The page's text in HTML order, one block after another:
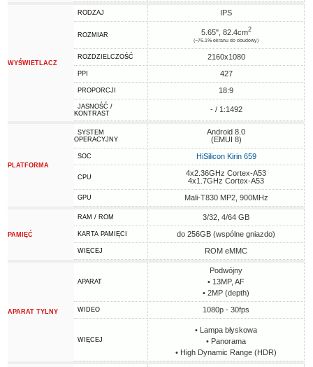
WYŚWIETLACZ
RODZAJ IPS
ROZMIAR 5.65", 82.4cm2
(~76.1% ekranu do obudowy)
ROZDZIELCZOŚĆ 2160x1080
PPI 427
PROPORCJI 18:9
JASNOŚĆ /
KONTRAST
- / 1:1492
PLATFORMA
SYSTEM
OPERACYJNY
Android 8.0
(EMUI 8)
SOC HiSilicon Kirin 659
CPU
4x2.36GHz Cortex-A53
4x1.7GHz Cortex-A53
GPU Mali-T830 MP2, 900MHz
PAMIĘĆ
RAM / ROM 3/32, 4/64 GB
KARTA PAMIĘCI do 256GB (wspólne gniazdo)
WIĘCEJ ROM eMMC
APARAT TYLNY
APARAT
Podwójny
• 13MP, AF
• 2MP (depth)
WIDEO 1080p - 30fps
WIĘCEJ
• Lampa błyskowa
• Panorama
• High Dynamic Range (HDR)